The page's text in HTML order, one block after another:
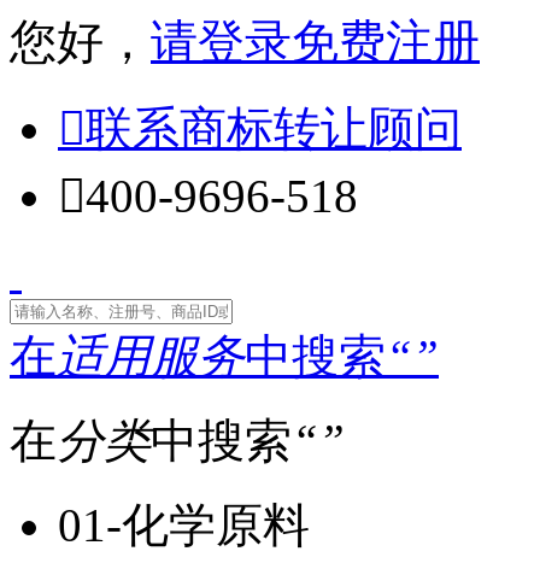
您好， 请登录免费注册
联系商标转让顾问
400-9696-518
在适用服务中搜索“”
在分类中搜索“”
01-化学原料